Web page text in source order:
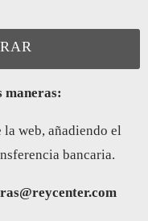
maneras:
web, añadiendo el
bancaria.